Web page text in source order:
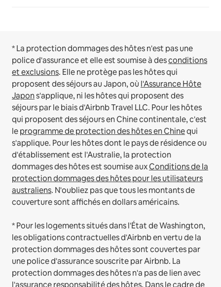
* La protection dommages des hôtes n'est pas une
police d'assurance et elle est soumise à desconditions
et exclusions. Elle ne protège pas les hôtes qui
proposent des séjours au Japon, où l'Assurance Hôte
Japons'applique, ni les hôtes qui proposent des
séjours par le biais d'Airbnb Travel LLC. Pour les hôtes
qui proposent des séjours en Chine continentale, c'est
leprogramme de protection des hôtes en Chinequi
s'applique. Pour les hôtes dont le pays de résidence ou
d'établissement est l'Australie, la protection
dommages des hôtes est soumise auxConditions de la
protection dommages des hôtes pour les utilisateurs
australiens. N'oubliez pas que tous les montants de
couverture sont affichés en dollars américains.
* Pour les logements situés dans l'État de Washington,
les obligations contractuelles d'Airbnb en vertu de la
protection dommages des hôtes sont couvertes par
une police d'assurance souscrite par Airbnb. La
protection dommages des hôtes n'a pas de lien avec
l'assurance responsabilité des hôtes. Dans le cadre de